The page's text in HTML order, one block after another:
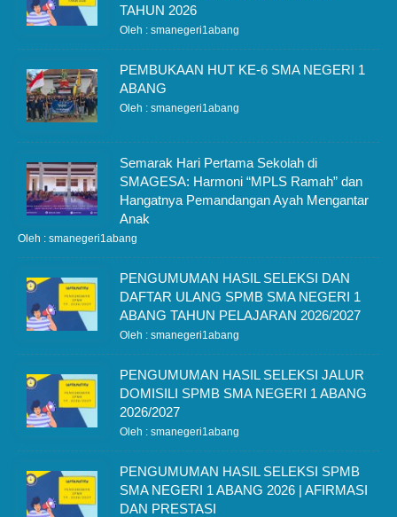
TAHUN 2026
Oleh : smanegeri1abang
PEMBUKAAN HUT KE-6 SMA NEGERI 1
ABANG
Oleh : smanegeri1abang
Semarak Hari Pertama Sekolah di
SMAGESA: Harmoni “MPLS Ramah” dan
Hangatnya Pemandangan Ayah Mengantar
Anak
Oleh : smanegeri1abang
PENGUMUMAN HASIL SELEKSI DAN
DAFTAR ULANG SPMB SMA NEGERI 1
ABANG TAHUN PELAJARAN 2026/2027
Oleh : smanegeri1abang
PENGUMUMAN HASIL SELEKSI JALUR
DOMISILI SPMB SMA NEGERI 1 ABANG
2026/2027
Oleh : smanegeri1abang
PENGUMUMAN HASIL SELEKSI SPMB
SMA NEGERI 1 ABANG 2026 | AFIRMASI
DAN PRESTASI